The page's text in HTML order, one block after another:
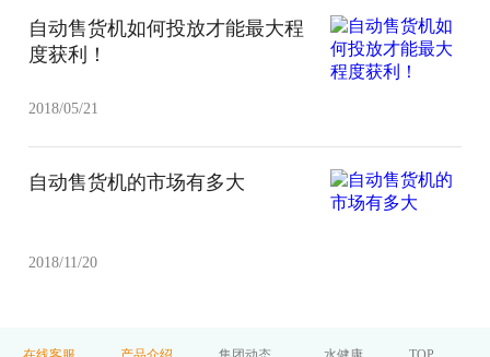
自动售货机如何投放才能最大程
度获利！
2018/05/21
自动售货机的市场有多大
2018/11/20